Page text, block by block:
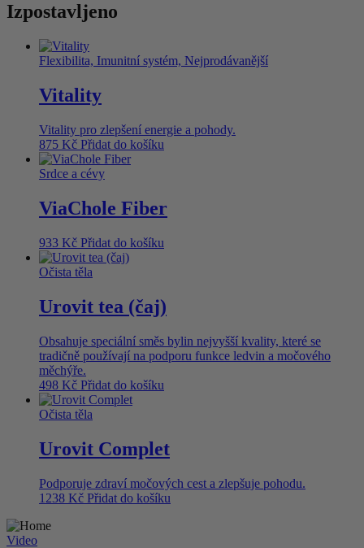
Izpostavljeno
Flexibilita, Imunitní systém, Nejprodávanější
Vitality
Vitality pro zlepšení energie a pohody.
875 Kč Přidat do košíku
Srdce a cévy
ViaChole Fiber
933 Kč Přidat do košíku
Očista těla
Urovit tea (čaj)
Obsahuje speciální směs bylin nejvyšší kvality, které se
tradičně používají na podporu funkce ledvin a močového
měchýře.
498 Kč Přidat do košíku
Očista těla
Urovit Complet
Podporuje zdraví močových cest a zlepšuje pohodu.
1238 Kč Přidat do košíku
Video